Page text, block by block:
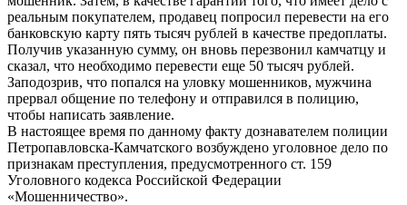
реальным покупателем, продавец попросил перевести на его
банковскую карту пять тысяч рублей в качестве предоплаты.
Получив указанную сумму, он вновь перезвонил камчатцу и
сказал, что необходимо перевести еще 50 тысяч рублей.
Заподозрив, что попался на уловку мошенников, мужчина
прервал общение по телефону и отправился в полицию,
чтобы написать заявление.
В настоящее время по данному факту дознавателем полиции
Петропавловска-Камчатского возбуждено уголовное дело по
признакам преступления, предусмотренного ст. 159
Уголовного кодекса Российской Федерации
«Мошенничество».